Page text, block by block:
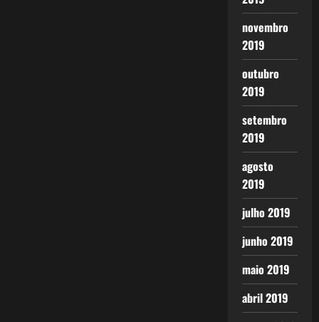
novembro
2019
outubro
2019
setembro
2019
agosto
2019
julho 2019
junho 2019
maio 2019
abril 2019